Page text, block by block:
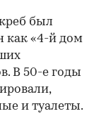
был
как «4-й дом
В 50-е годы
и туалеты.